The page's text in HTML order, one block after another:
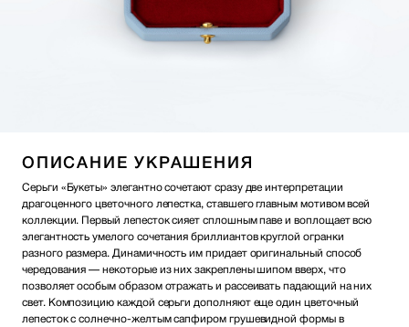
ОПИСАНИЕ УКРАШЕНИЯ
Серьги «Букеты» элегантно сочетают сразу две интерпретации
драгоценного цветочного лепестка, ставшего главным мотивом всей
коллекции. Первый лепесток сияет сплошным паве и воплощает всю
элегантность умелого сочетания бриллиантов круглой огранки
разного размера. Динамичность им придает оригинальный способ
чередования — некоторые из них закреплены шипом вверх, что
позволяет особым образом отражать и рассеивать падающий на них
свет. Композицию каждой серьги дополняют еще один цветочный
лепесток с солнечно-желтым сапфиром грушевидной формы в